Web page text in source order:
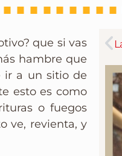
que si vas
hambre que
ir a un sitio de
esto es como
o fuegos
ve, revienta, y